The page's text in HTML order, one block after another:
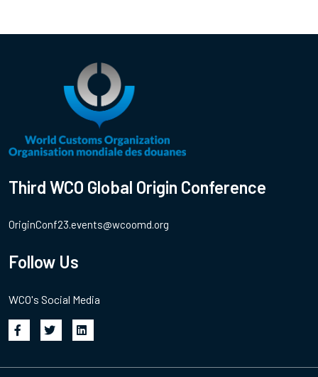
Third WCO Global Origin Conference
OriginConf23.events@wcoomd.org
Follow Us
WCO's Social Media